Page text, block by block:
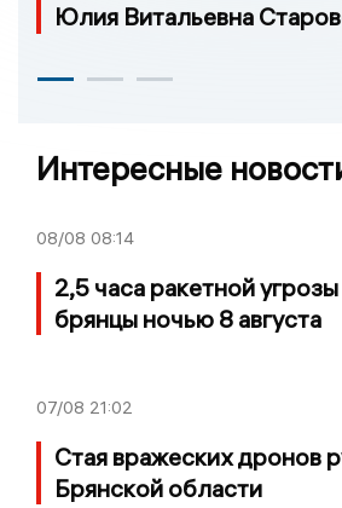
Юлия Витальевна
Интересные
08/08 08:14
2,5 часа ракетной
брянцы ночью 8 августа
07/08 21:02
Стая вражеских дронов
Брянской области